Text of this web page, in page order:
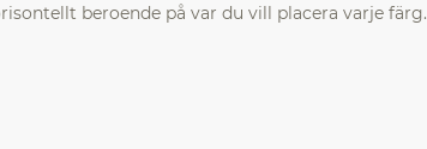
beroende på var du vill placera varje färg.